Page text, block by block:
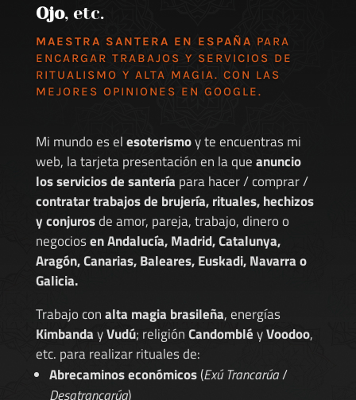
Ojo, etc.
MAESTRA SANTERA EN ESPAÑA PARA
ENCARGAR TRABAJOS Y SERVICIOS DE
RITUALISMO Y ALTA MAGIA. CON LAS
MEJORES OPINIONES EN GOOGLE.
Mi mundo es elesoterismoy te encuentras mi
web, la tarjeta presentación en la queanuncio
los servicios de santería para hacer / comprar /
contratar trabajos de brujería, rituales, hechizos
y conjurosde amor, pareja, trabajo, dinero o
negociosen Andalucía, Madrid, Catalunya,
Aragón, Canarias, Baleares, Euskadi, Navarra o
Galicia.
Trabajo conalta magia brasileña, energías
KimbandayVudú; religiónCandombléyVoodoo,
etc. para realizar rituales de:
Abrecaminos económicos(Exú Trancarúa/
Desatrancarúa)